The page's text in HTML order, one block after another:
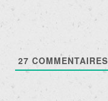
27 COMMENTAIRES